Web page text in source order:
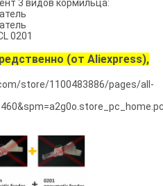
3 видов кормильца:
0201
(от Aliexpress),
store/1100483886/pages/all-